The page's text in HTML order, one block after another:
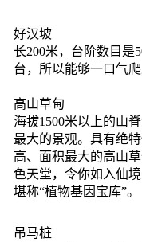
好汉坡
长200米，台阶数目是
台，所以能够一口气
高山草甸
海拔1500米以上的山
最大的景观。具有绝
高、面积最大的高山
色天堂，令你如入仙
堪称“植物基因宝库”。
吊马桩